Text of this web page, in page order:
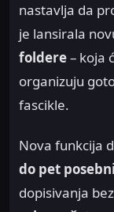
nastavlja da
je lansirala
foldere– koja
organizuju
fascikle.
Nova funkcija
do pet
dopisivanja